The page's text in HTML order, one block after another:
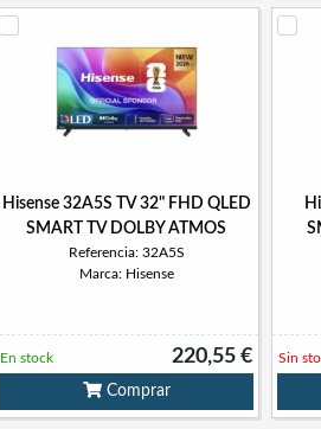
Hisense 32A5S TV 32" FHD QLED
SMART TV DOLBY ATMOS
Referencia: 32A5S
Marca: Hisense
220,55 €
En stock
Comprar
Sin